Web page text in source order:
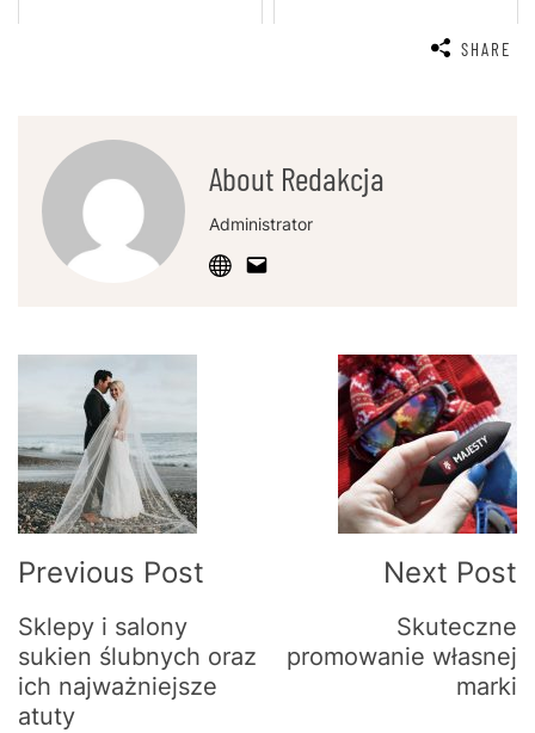
SHARE
About Redakcja
Administrator
Post
Navigation
Previous Post
Sklepy i salony
sukien ślubnych oraz
ich najważniejsze
atuty
Next Post
Skuteczne
promowanie własnej
marki